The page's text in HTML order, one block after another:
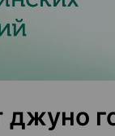
джуно